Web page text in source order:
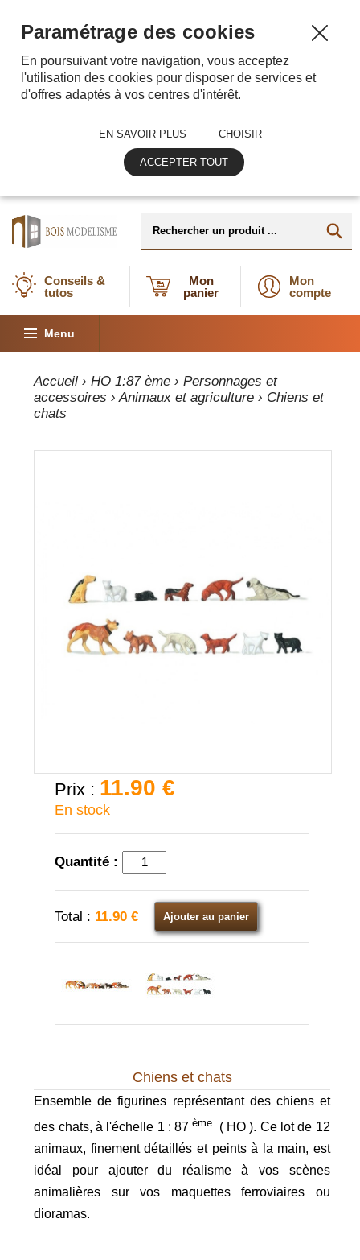
Conseils &
tutos
Mon
panier
Mon
compte
Menu
Accueil ›HO 1:87 ème ›Personnages et
accessoires ›Animaux et agriculture › Chiens et
chats
Prix : 11.90 €
En stock
Quantité :
Total : 11.90 € Ajouter au panier
Chiens et chats
Ensemble de figurines représentant des chiens et
des chats, à l'échelle 1 : 87ème
( HO ). Ce lot de 12
animaux, finement détaillés et peints à la main, est
idéal pour ajouter du réalisme à vos scènes
animalières sur vos maquettes ferroviaires ou
dioramas.
Paramétrage des cookies
En poursuivant votre navigation, vous acceptez
l'utilisation des cookies pour disposer de services et
d'offres adaptés à vos centres d'intérêt.
EN SAVOIR PLUS CHOISIR
ACCEPTER TOUT